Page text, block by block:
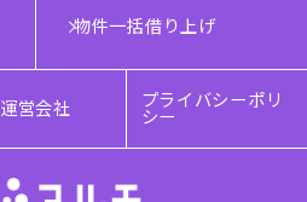
物件一括借り上げ
運営会社 プライバシーポリ
シー